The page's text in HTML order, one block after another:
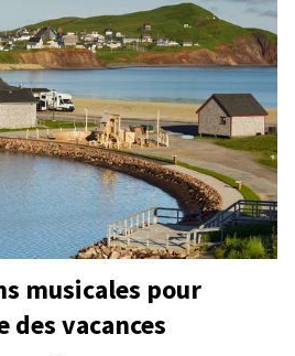
musicales pour
vacances